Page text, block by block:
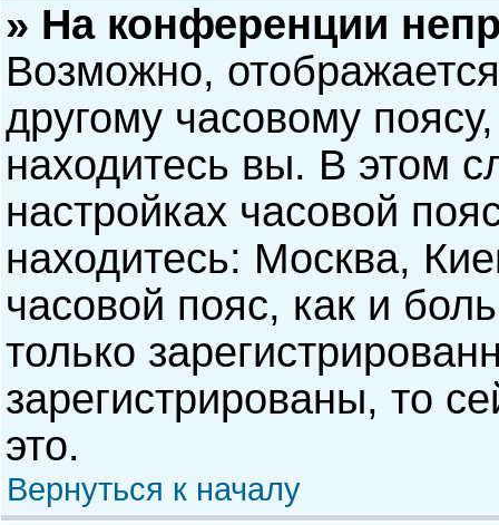
» На конференции
Возможно,
другому часовому
находитесь вы. В этом
настройках часовой
находитесь: Москва,
часовой пояс, как и
только
зарегистрированы, то
это.
Вернуться к началу